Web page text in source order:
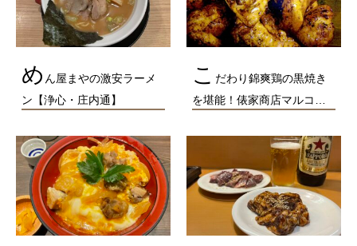
め ん屋まやの激安ラーメ
ン【浄心・庄内通】
こ
だわり錦爽鶏の黒焼き
を堪能！俵家商店マルコ…